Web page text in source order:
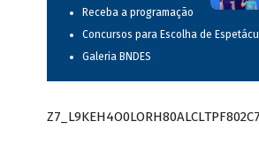
Receba a programação
Concursos para Escolha de
Galeria BNDES
Z7_L9KEH4O0LORH80ALCLTPF802C7